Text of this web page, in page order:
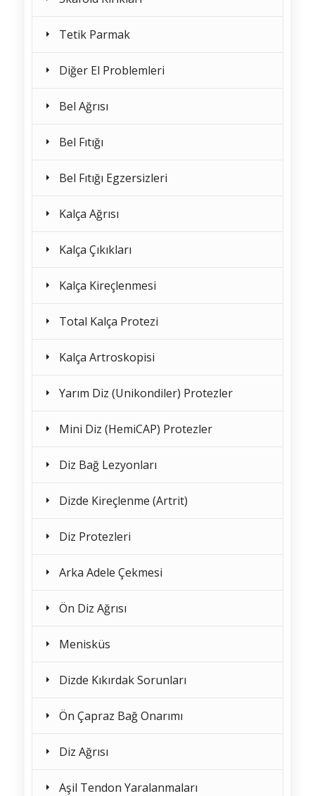
Tetik Parmak
Diğer El Problemleri
Bel Ağrısı
Bel Fıtığı
Bel Fıtığı Egzersizleri
Kalça Ağrısı
Kalça Çıkıkları
Kalça Kireçlenmesi
Total Kalça Protezi
Kalça Artroskopisi
Yarım Diz (Unikondiler) Protezler
Mini Diz (HemiCAP) Protezler
Diz Bağ Lezyonları
Dizde Kireçlenme (Artrit)
Diz Protezleri
Arka Adele Çekmesi
Ön Diz Ağrısı
Menisküs
Dizde Kıkırdak Sorunları
Ön Çapraz Bağ Onarımı
Diz Ağrısı
Aşil Tendon Yaralanmaları